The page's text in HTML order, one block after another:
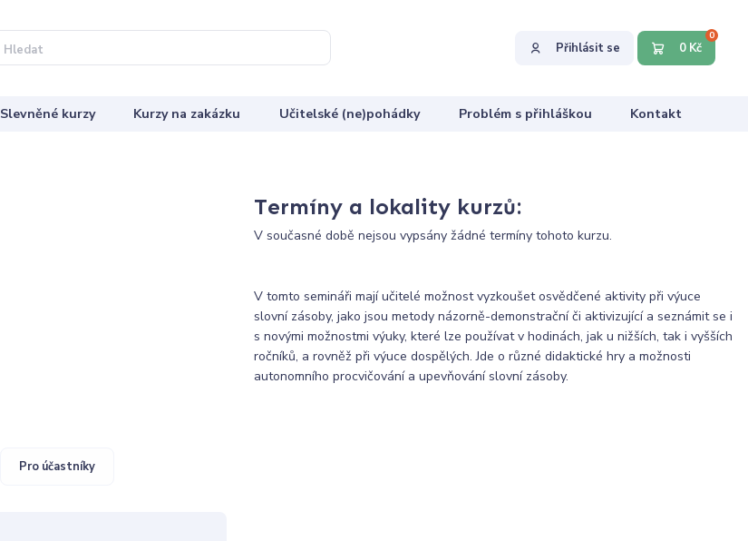
Hledat Přihlásit se 0 Kč
0
Slevněné kurzy Kurzy na zakázku Učitelské (ne)pohádky Problém s přihláškou Kontakt
Pro účastníky
Termíny a lokality kurzů:
V současné době nejsou vypsány žádné termíny tohoto kurzu.
V tomto semináři mají učitelé možnost vyzkoušet osvědčené aktivity při výuce
slovní zásoby, jako jsou metody názorně-demonstrační či aktivizující a seznámit se i
s novými možnostmi výuky, které lze používat v hodinách, jak u nižších, tak i vyšších
ročníků, a rovněž při výuce dospělých. Jde o různé didaktické hry a možnosti
autonomního procvičování a upevňování slovní zásoby.